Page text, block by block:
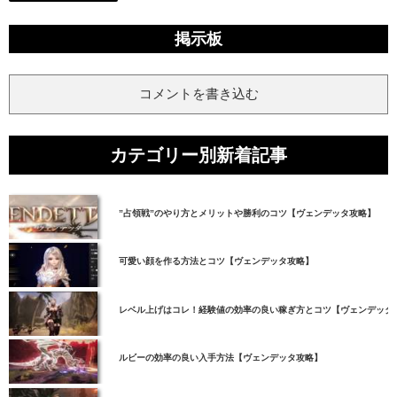
掲示板
コメントを書き込む
カテゴリー別新着記事
”占領戦”のやり方とメリットや勝利のコツ【ヴェンデッタ攻略】
可愛い顔を作る方法とコツ【ヴェンデッタ攻略】
レベル上げはコレ！経験値の効率の良い稼ぎ方とコツ【ヴェンデッタ
ルビーの効率の良い入手方法【ヴェンデッタ攻略】